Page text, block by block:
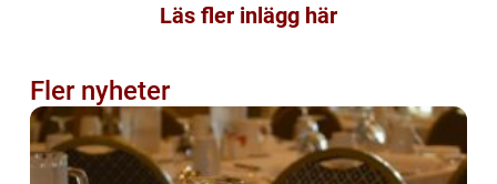
Läs fler inlägg här
Fler nyheter